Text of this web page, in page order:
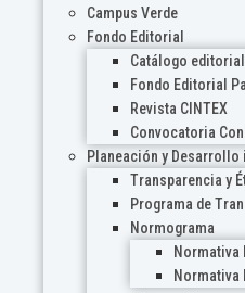
Campus Verde
Fondo Editorial
Catálogo editorial
Fondo Editorial
Revista CINTEX
Convocatoria
Planeación y Desarrollo
Transparencia y
Programa de
Normograma
Normativa
Normativa